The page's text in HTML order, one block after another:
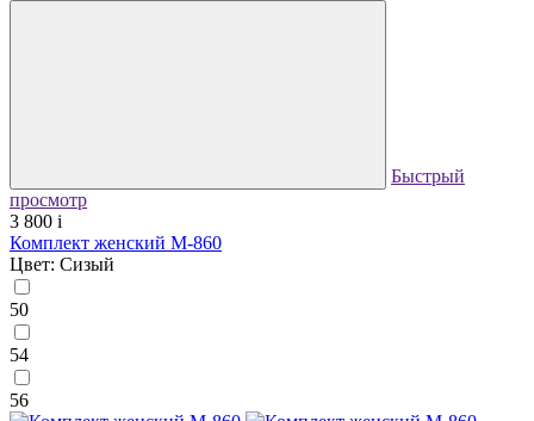
Быстрый
просмотр
3 800 i
Комплект женский М-860
Цвет: Сизый
50
54
56